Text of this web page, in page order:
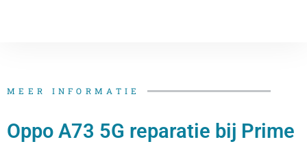
MEER INFORMATIE
Oppo A73 5G reparatie bij Prime